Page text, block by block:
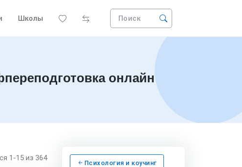
Школы Поиск
онлайн
1-15 из 364
Психология и коучинг